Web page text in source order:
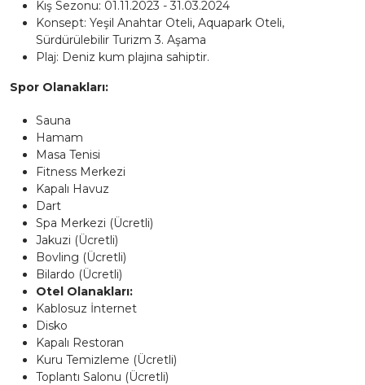
Kış Sezonu: 01.11.2023 - 31.03.2024
Konsept: Yeşil Anahtar Oteli, Aquapark Oteli,
Sürdürülebilir Turizm 3. Aşama
Plaj: Deniz kum plajına sahiptir.
Spor Olanakları:
Sauna
Hamam
Masa Tenisi
Fitness Merkezi
Kapalı Havuz
Dart
Spa Merkezi (Ücretli)
Jakuzi (Ücretli)
Bovling (Ücretli)
Bilardo (Ücretli)
Otel Olanakları:
Kablosuz İnternet
Disko
Kapalı Restoran
Kuru Temizleme (Ücretli)
Toplantı Salonu (Ücretli)